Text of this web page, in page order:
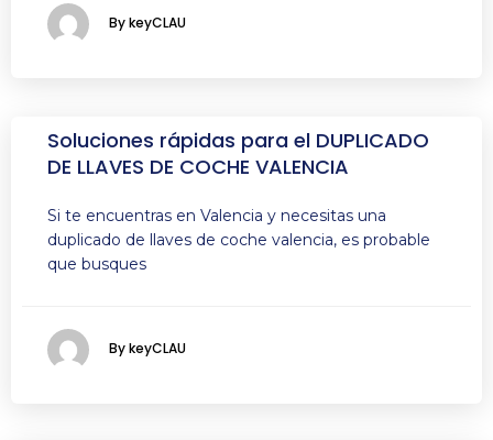
By keyCLAU
Soluciones rápidas para el DUPLICADO
DE LLAVES DE COCHE VALENCIA
Si te encuentras en Valencia y necesitas una
duplicado de llaves de coche valencia, es probable
que busques
By keyCLAU